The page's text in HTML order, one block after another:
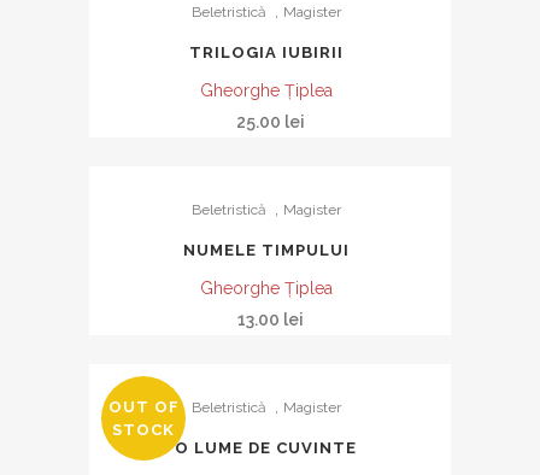
Beletristică Magister
TRILOGIA IUBIRII
Gheorghe Ţiplea
25.00 lei
Beletristică Magister
NUMELE TIMPULUI
Gheorghe Ţiplea
13.00 lei
OUT OF
STOCK
Beletristică Magister
O LUME DE CUVINTE